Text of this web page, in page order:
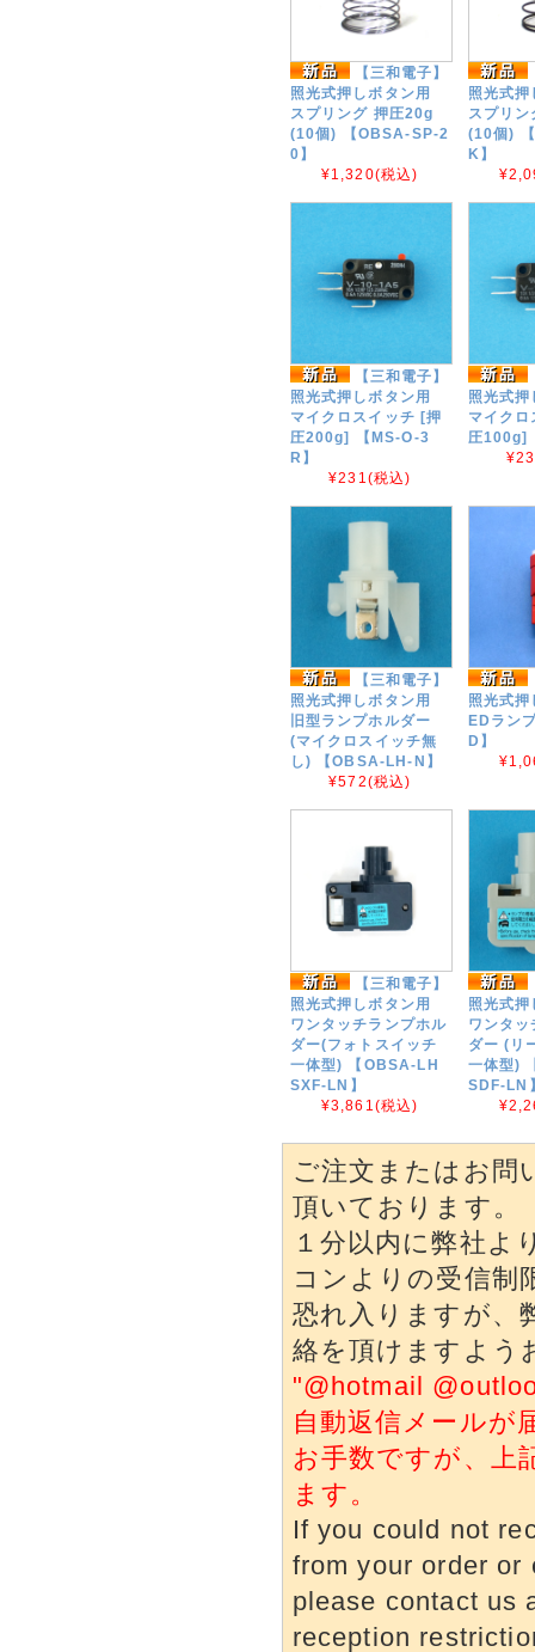
【三和電子】
照光式押しボタン用
スプリング 押圧20g
(10個) 【OBSA-SP-2
0】
¥1,320(税込)
照光式押
スプリ
(10個)
K】
【三和電子】
照光式押しボタン用
マイクロスイッチ [押
圧200g] 【MS-O-3
R】
¥231 (税込)
照光式押
マイク
圧100g]
【三和電子】
照光式押しボタン用
旧型ランプホルダー
(マイクロスイッチ無
し) 【OBSA-LH-N】
¥572(税込)
照光式
EDラン
D】
【三和電子】
照光式押しボタン用
ワンタッチランプホル
ダー(フォトスイッチ
一体型) 【OBSA-LH
SXF-LN】
¥3,861 (税込)
照光式押
ワンタッ
ダー (リ
一体型)
SDF-LN
ご注文またはお問
頂いております。
１分以内に弊社よ
コンよりの受信制
恐れ入りますが、
絡を頂けますよう
"@hotmail
自動返信メールが
お手数ですが、上
ます。
If you could not
from your order or
please contact us
reception